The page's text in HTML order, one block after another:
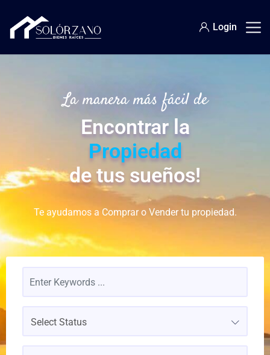
Login
La manera más fácil de
Encontrar la
Propiedad
de tus sueños!
Te ayudamos a Comprar o Vender tu propiedad.
Select Status